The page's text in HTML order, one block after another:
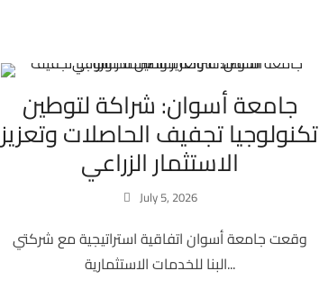
جامعة أسوان: شراكة لتوطين
تكنولوجيا تجفيف الحاصلات وتعزيز
الاستثمار الزراعي
July 5, 2026
وقعت جامعة أسوان اتفاقية استراتيجية مع شركتي
البنا للخدمات الاستثمارية...